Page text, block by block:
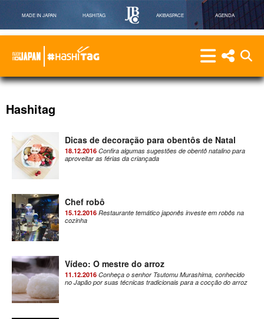
MADE IN JAPAN HASHITAG AKIBASPACE AGENDA
Hashitag
menu menu
Hashitag
Dicas de decoração para obentôs de Natal
18.12.2016 Confira algumas sugestões de obentô natalino para
aproveitar as férias da criançada
Chef robô
15.12.2016 Restaurante temático japonês investe em robôs na
cozinha
Vídeo: O mestre do arroz
11.12.2016 Conheça o senhor Tsutomu Murashima, conhecido
no Japão por suas técnicas tradicionais para a cocção do arroz